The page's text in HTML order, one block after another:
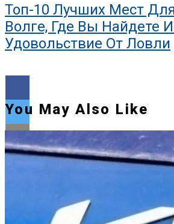
Топ-10 Лучших Мест
Волге, Где Вы Найдете
Удовольствие От Ловли
Flipboard
You May Also Like